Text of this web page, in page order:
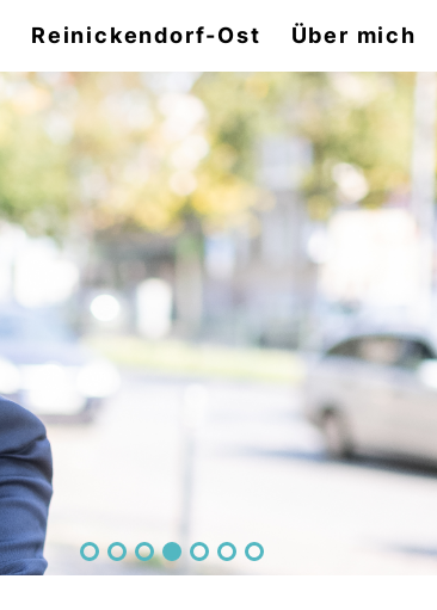
Reinickendorf-Ost Über mich